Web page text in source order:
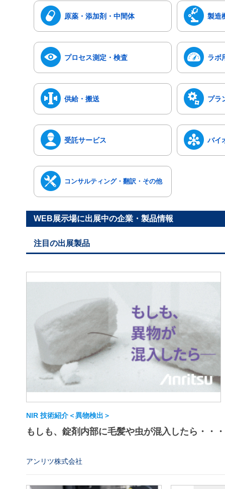
原薬・添加剤・中間体 製造
プロセス測定・検査 ラボ
供給・搬送 プラ
受託サービス バイ
コンサルティング・翻訳・その他
WEB展示場に出展中の企業・製品情報
注目の出展製品
NIR 技術紹介＜異物検出＞
もしも、錠剤内部に毛髪や虫が混入したら・・・
アンリツ株式会社